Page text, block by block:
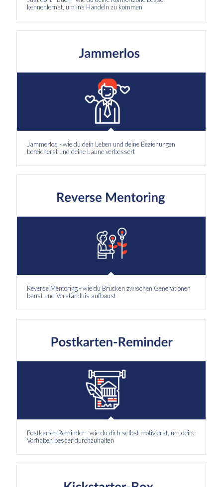
kennenlernst, um ins Handeln zu kommen
Jammerlos - wie du dein Leben und deine Beziehungen
bereicherst und deine Laune verbessert
Reverse Mentoring - wie du Brücken zwischen Generationen
baust und Verständnis aufbaust
Postkarten Reminder - wie du dich selbst motivierst, um deine
Vorhaben besser durchzuhalten